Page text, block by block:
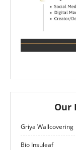
Our
Griya Wallcovering
Bio Insuleaf